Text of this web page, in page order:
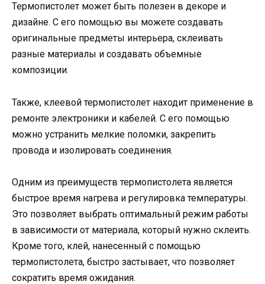
Термопистолет может быть полезен в декоре и
дизайне. С его помощью вы можете создавать
оригинальные предметы интерьера, склеивать
разные материалы и создавать объемные
композиции.
Также, клеевой термопистолет находит применение в
ремонте электроники и кабелей. С его помощью
можно устранить мелкие поломки, закрепить
провода и изолировать соединения.
Одним из преимуществ термопистолета является
быстрое время нагрева и регулировка температуры.
Это позволяет выбрать оптимальный режим работы
в зависимости от материала, который нужно склеить.
Кроме того, клей, нанесенный с помощью
термопистолета, быстро застывает, что позволяет
сократить время ожидания.